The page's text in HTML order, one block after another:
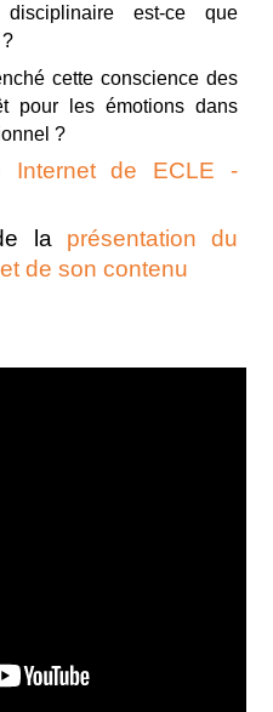
est-ce que
cette conscience des
pour les émotions dans
?
Internet de ECLE -
la présentation du
de son contenu